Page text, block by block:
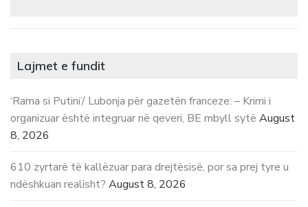
Lajmet e fundit
‘Rama si Putini’/ Lubonja për gazetën franceze: – Krimi i
organizuar është integruar në qeveri, BE mbyll sytë August
8, 2026
610 zyrtarë të kallëzuar para drejtësisë, por sa prej tyre u
ndëshkuan realisht? August 8, 2026